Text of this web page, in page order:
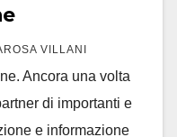
VILLANI
Ancora una volta
di importanti e
e informazione